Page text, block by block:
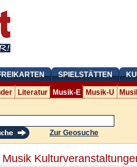
SPIELSTÄTTEN
Literatur Musik-E Musik-U
Zur Geosuche
Musik